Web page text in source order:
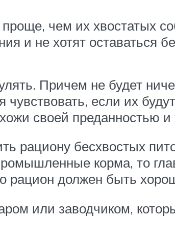
чем их хвостатых
и не хотят оставаться
Причем не будет
если их
своей преданностью
рациону бесхвостых
корма, то
рацион должен быть
или заводчиком,